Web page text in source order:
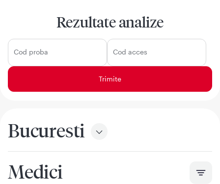
Rezultate analize
Cod proba Cod acces
Bucuresti
Medici